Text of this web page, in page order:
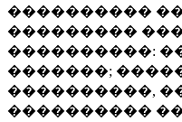
����������
���������
����������:
�������;
����������,
����������